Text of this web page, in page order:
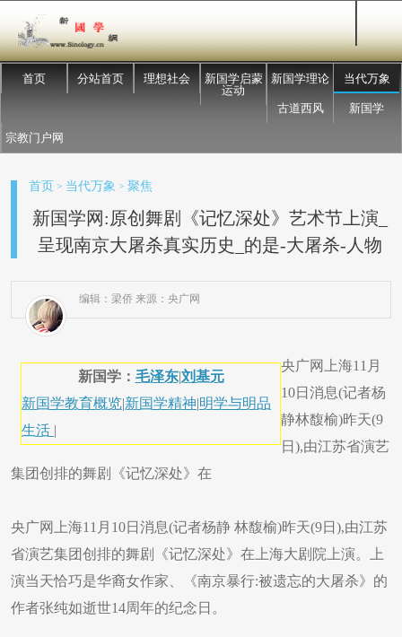
首页 分站首页 理想社会
新国学启蒙
运动
新国学理论 当代万象
古道西风 新国学
宗教门户网
首页 > 当代万象 > 聚焦
新国学网:原创舞剧《记忆深处》艺术节上演_
呈现南京大屠杀真实历史_的是-大屠杀-人物
编辑：梁侨 来源：央广网
新国学： 毛泽东|刘基元
新国学教育概览|新国学精神|明学与明品
生活 |
央广网上海11月
10日消息(记者杨
静林馥榆)昨天(9
日),由江苏省演艺
集团创排的舞剧《记忆深处》在
央广网上海11月10日消息(记者杨静 林馥榆)昨天(9日),由江苏
省演艺集团创排的舞剧《记忆深处》在上海大剧院上演。上
演当天恰巧是华裔女作家、《南京暴行:被遗忘的大屠杀》的
作者张纯如逝世14周年的纪念日。